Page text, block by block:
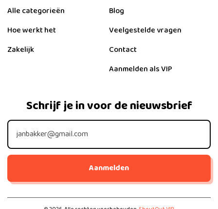
Alle categorieën
Hoe werkt het
Zakelijk
Blog
Veelgestelde vragen
Contact
Aanmelden als VIP
Schrijf je in voor de nieuwsbrief
Aanmelden